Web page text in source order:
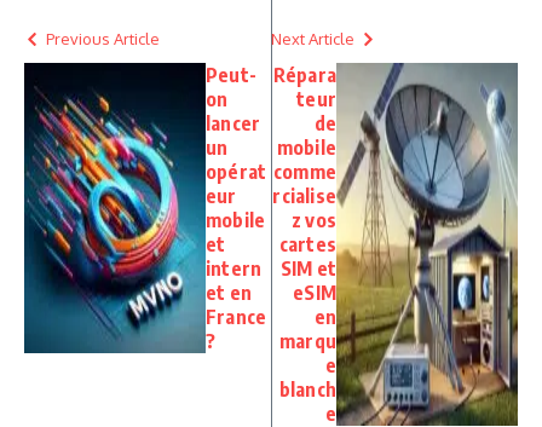
Previous Article
Peut-
on
lancer
un
opérat
eur
mobile
et
intern
et en
France
?
Next Article
Répara
teur
de
mobile
comme
rcialise
z vos
cartes
SIM et
eSIM
en
marqu
e
blanch
e